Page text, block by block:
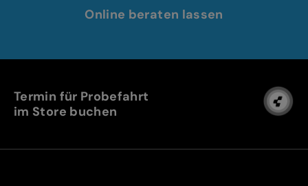
Online beraten lassen
Termin für Probefahrt
im Store buchen